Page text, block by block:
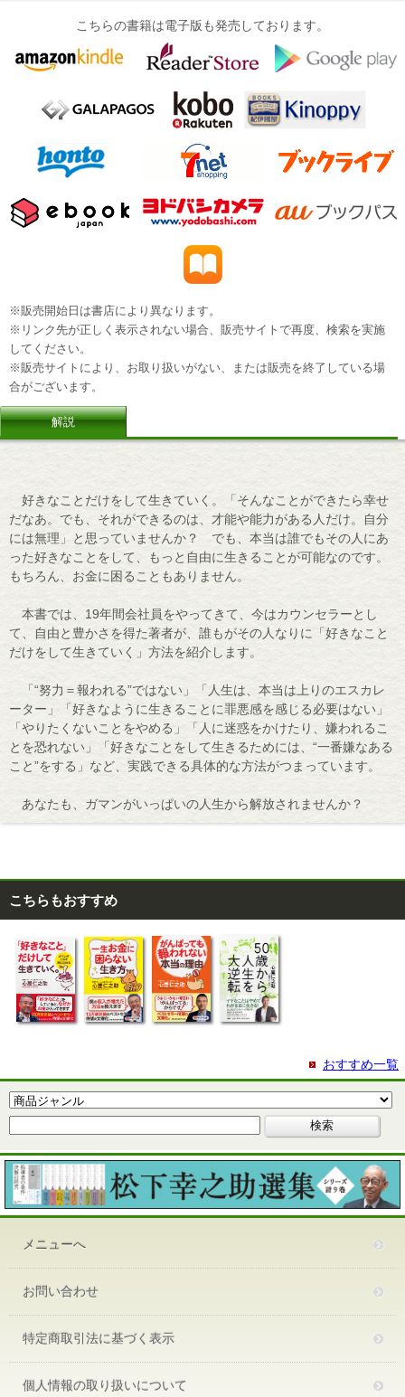
こちらの書籍は電子版も発売しております。
※販売開始日は書店により異なります。
※リンク先が正しく表示されない場合、販売サイトで再度、検索を実施
してください。
※販売サイトにより、お取り扱いがない、または販売を終了している場
合がございます。
解説
好きなことだけをして生きていく。「そんなことができたら幸せ
だなあ。でも、それができるのは、才能や能力がある人だけ。自分
には無理」と思っていませんか？ でも、本当は誰でもその人にあ
った好きなことをして、もっと自由に生きることが可能なのです。
もちろん、お金に困ることもありません。
本書では、19年間会社員をやってきて、今はカウンセラーとし
て、自由と豊かさを得た著者が、誰もがその人なりに「好きなこと
だけをして生きていく」方法を紹介します。
「“努力＝報われる”ではない」「人生は、本当は上りのエスカレ
ーター」「好きなように生きることに罪悪感を感じる必要はない」
「やりたくないことをやめる」「人に迷惑をかけたり、嫌われるこ
とを恐れない」「好きなことをして生きるためには、“一番嫌なある
こと”をする」など、実践できる具体的な方法がつまっています。
あなたも、ガマンがいっぱいの人生から解放されませんか？
こちらもおすすめ
おすすめ一覧
メニューへ
お問い合わせ
特定商取引法に基づく表示
個人情報の取り扱いについて